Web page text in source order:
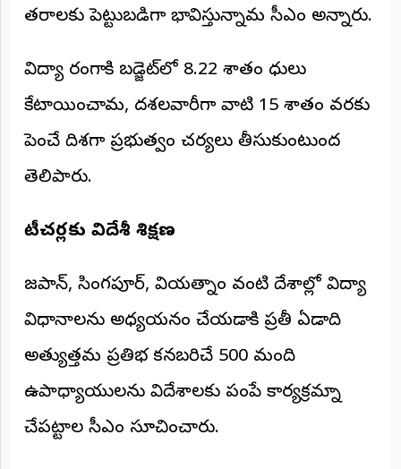
తరాలకు పెట్టుబడిగా భావిస్తున్నామని సీఎం అన్నారు.
విద్యా రంగానికి బడ్జెట్‌లో 8.22 శాతం నిధులు
కేటాయించామని, దశలవారీగా వాటిని 15 శాతం వరకు
పెంచే దిశగా ప్రభుత్వం చర్యలు తీసుకుంటుందని
తెలిపారు.
టీచర్లకు విదేశీ శిక్షణ
జపాన్, సింగపూర్, వియత్నాం వంటి దేశాల్లోని విద్యా
విధానాలను అధ్యయనం చేయడానికి ప్రతీ ఏడాది
అత్యుత్తమ ప్రతిభ కనబరిచే 500 మంది
ఉపాధ్యాయులను విదేశాలకు పంపే కార్యక్రమాన్ని
చేపట్టాలని సీఎం సూచించారు.